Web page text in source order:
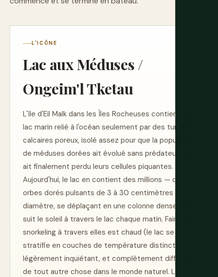
L'ICÔNE
Lac aux Méduses /
Ongeim'l Tketau
L'île d'Eil Malk dans les Îles Rocheuses contient un
lac marin relié à l'océan seulement par des tunnels
calcaires poreux, isolé assez pour que la population
de méduses dorées ait évolué sans prédateurs et
ait finalement perdu leurs cellules piquantes.
Aujourd'hui, le lac en contient des millions — des
orbes dorés pulsants de 3 à 30 centimètres de
diamètre, se déplaçant en une colonne dense qui
suit le soleil à travers le lac chaque matin. Faire du
snorkeling à travers elles est chaud (le lac se
stratifie en couches de température distinctes),
légèrement inquiétant, et complètement différent
de tout autre chose dans le monde naturel. La